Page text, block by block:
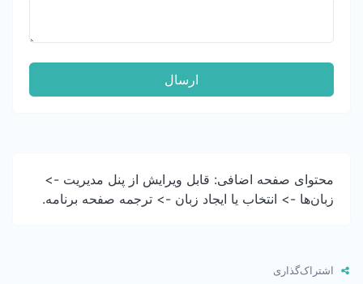
ارسال
محتوای صفحه اضافی: قابل ویرایش از پنل مدیریت ->
زبان‌ها -> انتخاب یا ایجاد زبان -> ترجمه صفحه برنامه.
اشتراک‌گذاری